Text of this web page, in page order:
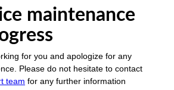
maintenance
for you and apologize for any
Please do not hesitate to contact
team for any further information